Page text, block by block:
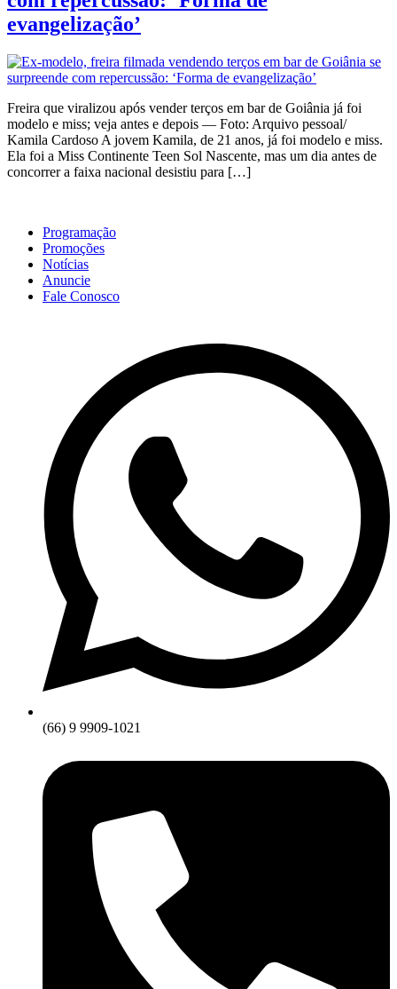
evangelização’
Freira que viralizou após vender terços em bar de Goiânia já foi
modelo e miss; veja antes e depois — Foto: Arquivo pessoal/
Kamila Cardoso A jovem Kamila, de 21 anos, já foi modelo e miss.
Ela foi a Miss Continente Teen Sol Nascente, mas um dia antes de
concorrer a faixa nacional desistiu para […]
Programação
Promoções
Notícias
Anuncie
Fale Conosco
(66) 9 9909-1021